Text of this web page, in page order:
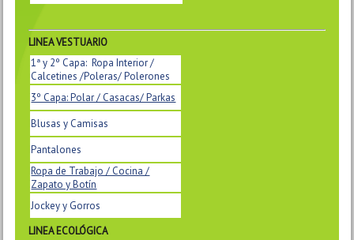
LINEA VESTUARIO
1ª y 2º Capa: Ropa Interior /
Calcetines /Poleras/ Polerones
3º Capa: Polar / Casacas/ Parkas
Blusas y Camisas
Pantalones
Ropa de Trabajo / Cocina /
Zapato y Botín
Jockey y Gorros
LINEAECOLÓGICA